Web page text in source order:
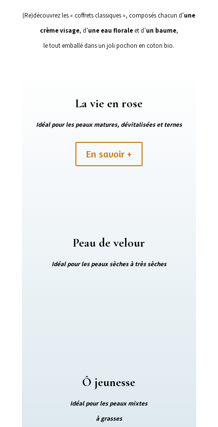
(Re)découvrez les « coffrets classiques », composés chacun d’une
crème visage, d’une eau floraleet d’un baume,
le tout emballé dans un joli pochon en coton bio.
La vie en rose
Idéal pour les peaux matures, dévitalisées et ternes
En savoir +
Peau de velour
Idéal pour les peaux sèches à très sèches
Ô jeunesse
Idéal pour les peaux mixtes
à grasses